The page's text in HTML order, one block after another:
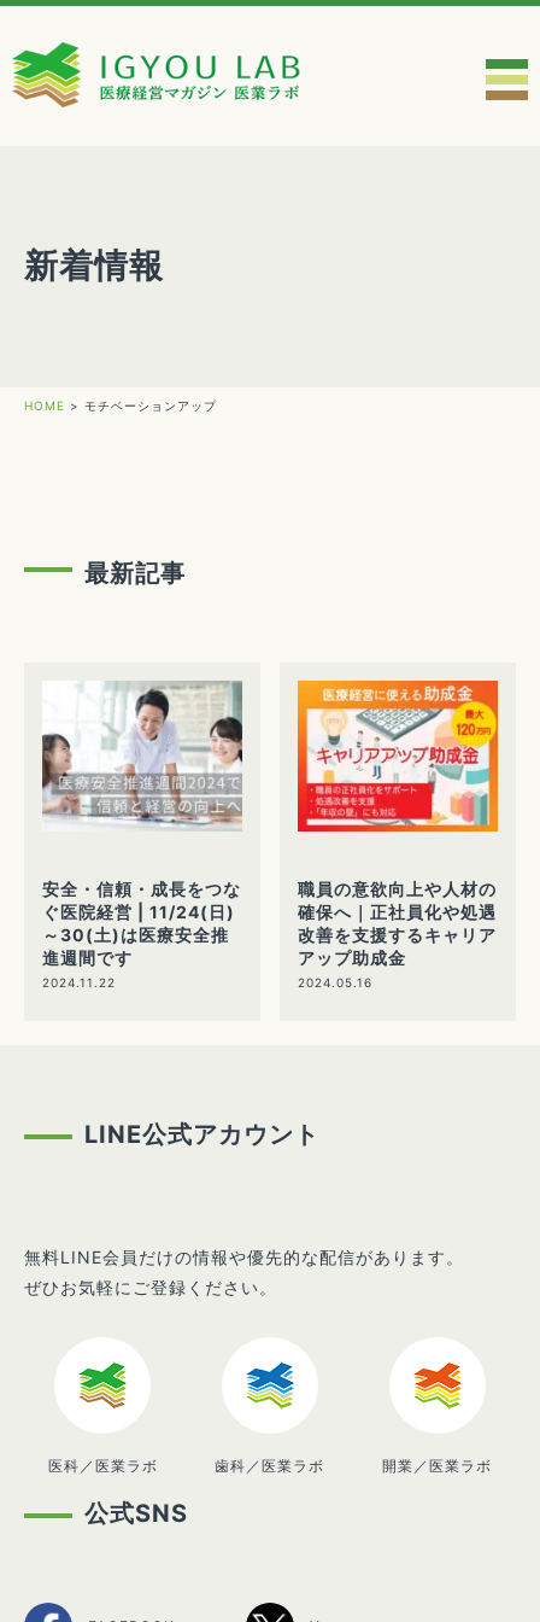
新着情報
HOME > モチベーションアップ
最新記事
安全・信頼・成長をつな
ぐ医院経営 | 11/24(日)
～30(土)は医療安全推
進週間です
2024.11.22
職員の意欲向上や人材の
確保へ｜正社員化や処遇
改善を支援するキャリア
アップ助成金
2024.05.16
LINE公式アカウント
無料LINE会員だけの情報や優先的な配信があります。
ぜひお気軽にご登録ください。
医科／医業ラボ 歯科／医業ラボ 開業／医業ラボ
公式SNS